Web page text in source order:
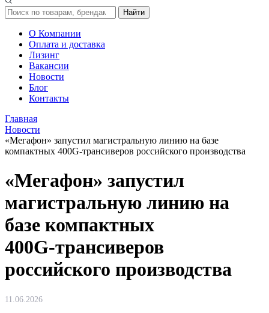
Найти
О Компании
Оплата и доставка
Лизинг
Вакансии
Новости
Блог
Контакты
Главная
Новости
«Мегафон» запустил магистральную линию на базе
компактных 400G‑трансиверов российского производства
«Мегафон» запустил
магистральную линию на
базе компактных
400G‑трансиверов
российского производства
11.06.2026